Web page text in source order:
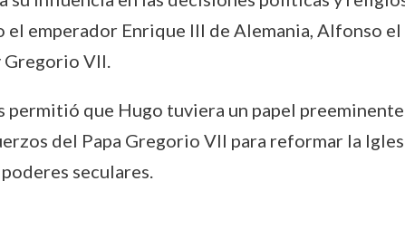
emperador Enrique III de Alemania, Alfonso el
Gregorio VII.
que Hugo tuviera un papel
del Papa Gregorio VII para reformar la
seculares.